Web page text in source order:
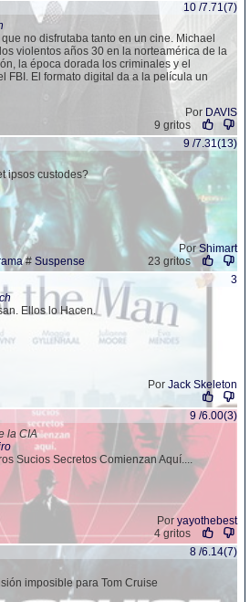
10 /7.71(7)
no disfrutaba tanto en un cine. Michael
violentos años 30 en la norteamérica de la
la época dorada los criminales y el
FBI. El formato digital da a la película un
Por DAVIS
9 gritos
9 /7.31(13)
ipsos custodes?
PorShimart
# Suspense
23 gritos
3
Ellos lo Hacen.
Por Jack Skeleton
9 /6.00(3)
la CIA
Sucios Secretos Comienzan Aquí....
Por yayothebest
4 gritos
8 /6.14(7)
imposible para Tom Cruise